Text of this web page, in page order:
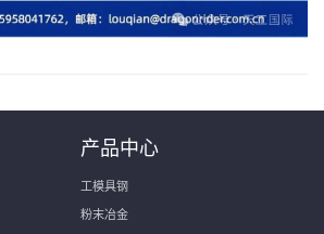
产品中心
工模具钢
粉末冶金